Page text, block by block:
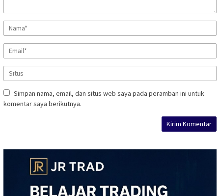
Simpan nama, email, dan situs web saya pada peramban ini untuk
komentar saya berikutnya.